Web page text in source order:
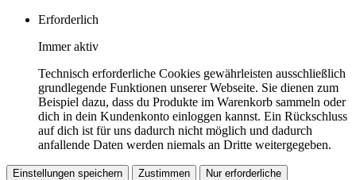
Erforderlich
Immer aktiv
Technisch erforderliche Cookies gewährleisten ausschließlich
grundlegende Funktionen unserer Webseite. Sie dienen zum
Beispiel dazu, dass du Produkte im Warenkorb sammeln oder
dich in dein Kundenkonto einloggen kannst. Ein Rückschluss
auf dich ist für uns dadurch nicht möglich und dadurch
anfallende Daten werden niemals an Dritte weitergegeben.
Einstellungen speichern Zustimmen Nur erforderliche